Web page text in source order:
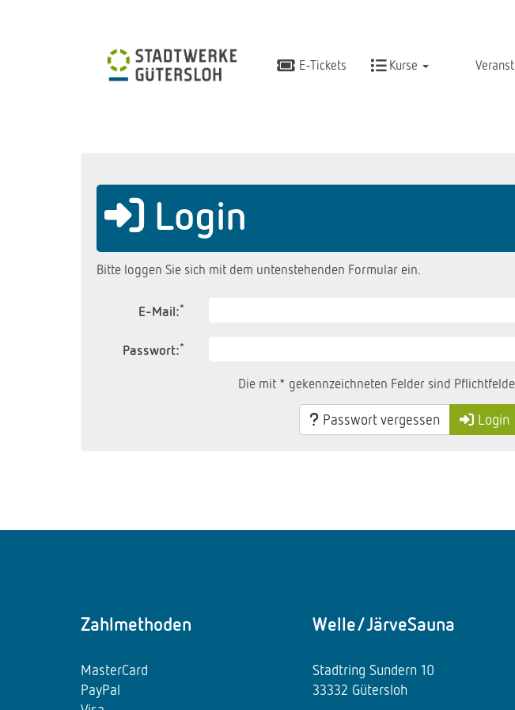
E-Tickets Kurse
Login
Bitte loggen Sie sich mit dem untenstehenden Formular ein.
E-Mail:*
Passwort:*
Die mit * gekennzeichneten Felder sind
Passwort vergessen Login
Zahlmethoden
MasterCard
PayPal
Welle/JärveSauna
Stadtring Sundern 10
33332 Gütersloh